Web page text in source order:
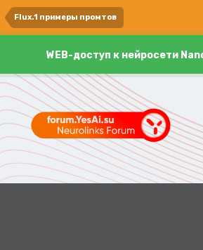
Flux.1 примеры промтов
WEB-доступ к нейросети